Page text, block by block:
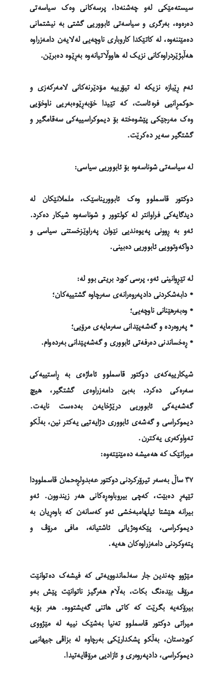
سیستەمێکی لەو چەشنەدا، پرسەکانی وەک سیاسەتی
دەرەوە، بەرگری و سیاسەتی ئابووریی گشتی بە نیشتمانی
دەمێننەوە، لە کاتێکدا کاروباری ناوچەیی لەلایەن دامەزراوە
هەڵبژێردراوەکانی نزیک لە هاووڵاتیانەوە بەڕێوە دەبرێن.
ئەم ڕێبازە نزیکە لە تیۆرییە مۆدێرنەکانی لامەرکەزی و
حوکمڕانیی فرەئاست، کە تێیدا خۆبەڕێوەبەریی ناوخۆیی
وەک مەرجێکی پێشوەختە بۆ دیموکراسییەکی سەقامگیر و
گشتگیر سەیر دەکرێت.
لە سیاسەتی شوناسەوە بۆ ئابووریی سیاسی:
دوکتور قاسملوو وەک ئابووریناسێک، ململانێکان لە
دیدگایەکی فراوانتر لە کولتوور و شوناسەوە شیکار دەکرد.
ئەو بە ڕوونی پەیوەندیی نێوان پەراوێزخستنی سیاسی و
دواکەوتوویی ئابووریی دەبینی.
لە تێڕوانینی ئەو، پرسی کورد بریتی بوو لە:
* دابەشکردنی دادپەروەرانەی سەرچاوە گشتییەکان؛
* وەبەرهێنانی ناوچەیی؛
* پەروەردە و گەشەپێدانی سەرمایەی مرۆیی؛
* ڕەخساندنی دەرفەتی ئابووری و گەشەپێدانی بەردەوام.
شیکارییەکەی دوکتور قاسملوو ئاماژەی بە ڕاستییەکی
سەرەکی دەکرد، بەبێ دامەزراوەی گشتگیر، هیچ
گەشەیەکی ئابووریی درێژخایەن بەدەست نایەت.
دیموکراسی و گەشەی ئابووری دژایەتیی یەکتر نین، بەڵکو
تەواوکەری یەکترن.
میراتێک کە هەمیشە دەمێنێتەوە:
٣٧ ساڵ بەسەر تیرۆرکردنی دوکتور عەبدولڕەحمان قاسملوودا
تێپەڕ دەبێت، کەچی بیروباوەڕەکانی هەر زیندوون. ئەو
بیرانە هێشتا ئیلهامبەخشی ئەو کەسانەن کە باوەڕیان بە
دیموکراسی، پێکەوەژیانی ئاشتیانە، مافی مرۆڤ و
پتەوکردنی دامەزراوەکان هەیە.
مێژوو چەندین جار سەلماندوویەتی کە فیشەک دەتوانێت
مرۆڤ بێدەنگ بکات، بەڵام هەرگیز ناتوانێت پێش بەو
بیرۆکەیە بگرێت کە کاتی هاتنی گەیشتووە. هەر بۆیە
میراتی دوکتور قاسملوو تەنیا بەشێک نییە لە مێژووی
کوردستان، بەڵکو پشکدارێکی بەرچاوە لە بزاڤی جیهانیی
دیموکراسی، دادپەروەری و ئازادیی مرۆڤایەتیدا.